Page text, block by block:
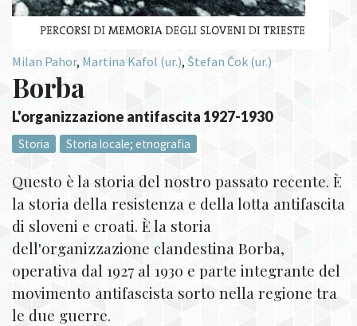
Milan Pahor, Martina Kafol (ur.), Štefan Čok (ur.)
Borba
L'organizzazione antifascita 1927-1930
Storia Storia locale; etnografia
Questo è la storia del nostro passato recente. È
la storia della resistenza e della lotta antifascita
di sloveni e croati. È la storia
dell'organizzazione clandestina Borba,
operativa dal 1927 al 1930 e parte integrante del
movimento antifascista sorto nella regione tra
le due guerre.